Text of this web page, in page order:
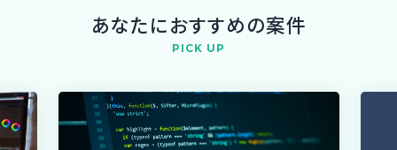
あなたにおすすめの案件
PICK UP